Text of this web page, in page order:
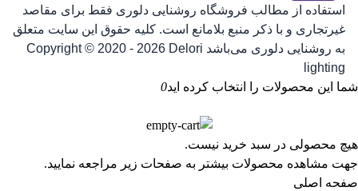
استفاده از مطالب فروشگاه روشنایی دلوری فقط برای مقاصد
غیرتجاری و با ذکر منبع بلامانع است. کلیه حقوق این سایت متعلق
به روشنایی دلوری می‌باشد Copyright © 2020 - 2026 Delori
lighting
شما این محصولات را انتخاب کرده اید0
هیچ محصولی در سبد خرید نیست.
جهت مشاهده محصولات بیشتر به صفحات زیر مراجعه نمایید.
صفحه اصلی